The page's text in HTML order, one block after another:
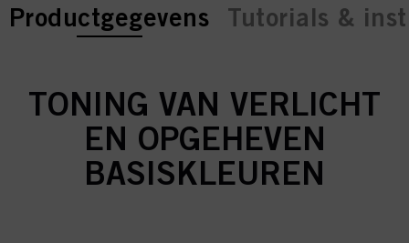
current tab:
current tab:
Productgegevens Tutorials &
TONING VAN VERLICHT
EN OPGEHEVEN
BASISKLEUREN